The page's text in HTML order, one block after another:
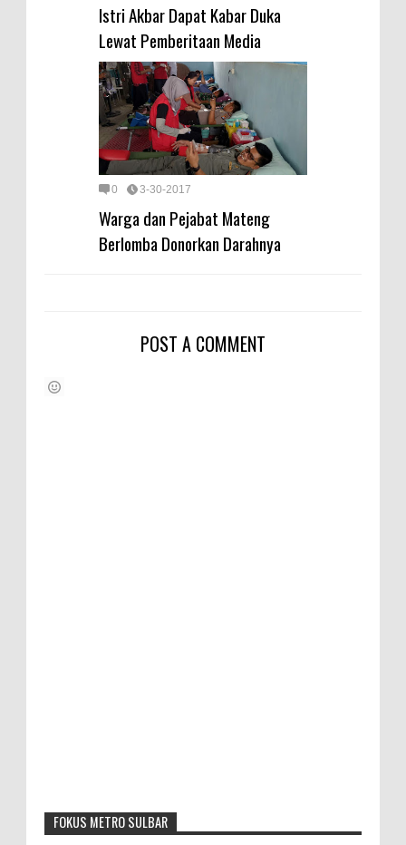
Istri Akbar Dapat Kabar Duka
Lewat Pemberitaan Media
0 3-30-2017
Warga dan Pejabat Mateng
Berlomba Donorkan Darahnya
POST A COMMENT
FOKUS METRO SULBAR